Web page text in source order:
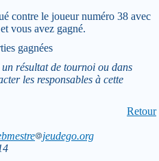
contre le joueur numéro 38 avec
vous avez gagné.
gagnées
résultat de tournoi ou dans
les responsables à cette
Retour
jeudego.org